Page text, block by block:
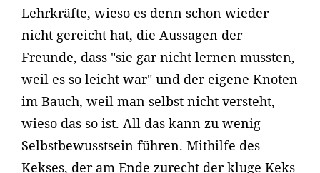
Lehrkräfte, wieso es denn schon wieder
nicht gereicht hat, die Aussagen der
Freunde, dass "sie gar nicht lernen mussten,
weil es so leicht war" und der eigene Knoten
im Bauch, weil man selbst nicht versteht,
wieso das so ist. All das kann zu wenig
Selbstbewusstsein führen. Mithilfe des
Kekses, der am Ende zurecht der kluge Keks